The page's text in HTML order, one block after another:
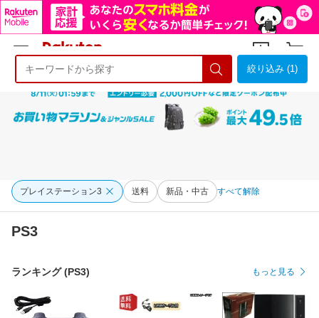
ようこそ 楽天市場へ ログイン
絞り込み (1)
プレイステーション3 送料 新品・中古 すべて解除
PS3
ランキング (PS3) もっと見る